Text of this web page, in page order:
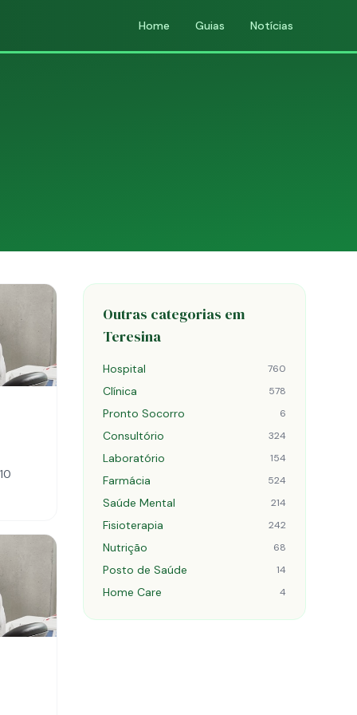
Home Guias Notícias
Outras categorias em
Teresina
Hospital 760
Clínica 578
Pronto Socorro 6
Consultório 324
Laboratório 154
Farmácia 524
Saúde Mental 214
Fisioterapia 242
Nutrição 68
Posto de Saúde 14
Home Care 4